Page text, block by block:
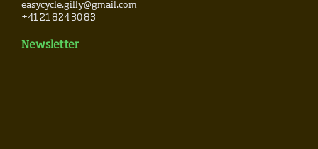
easycycle.gilly@gmail.com
+41 21 824 30 83
Newsletter